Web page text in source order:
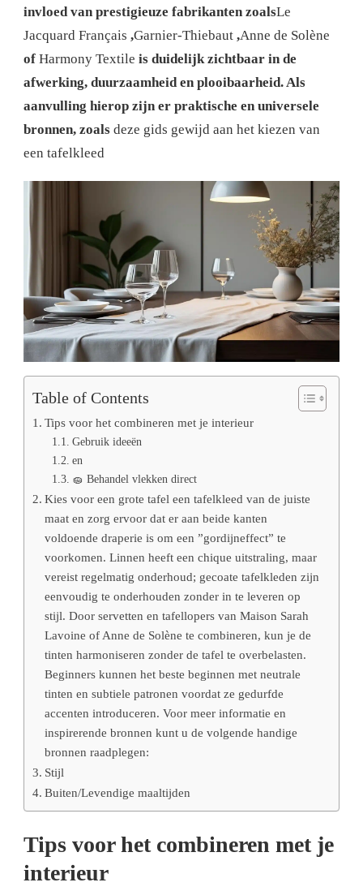
invloed van prestigieuze fabrikanten zoalsLe
Jacquard Français ,Garnier-Thiebaut ,Anne de Solène
of Harmony Textile is duidelijk zichtbaar in de
afwerking, duurzaamheid en plooibaarheid. Als
aanvulling hierop zijn er praktische en universele
bronnen, zoals deze gids gewijd aan het kiezen van
een tafelkleed
Table of Contents
Tips voor het combineren met je interieur
Gebruik ideeën
en
🧽 Behandel vlekken direct
Kies voor een grote tafel een tafelkleed van de juiste
maat en zorg ervoor dat er aan beide kanten
voldoende draperie is om een ​​”gordijneffect” te
voorkomen. Linnen heeft een chique uitstraling, maar
vereist regelmatig onderhoud; gecoate tafelkleden zijn
eenvoudig te onderhouden zonder in te leveren op
stijl. Door servetten en tafellopers van Maison Sarah
Lavoine of Anne de Solène te combineren, kun je de
tinten harmoniseren zonder de tafel te overbelasten.
Beginners kunnen het beste beginnen met neutrale
tinten en subtiele patronen voordat ze gedurfde
accenten introduceren. Voor meer informatie en
inspirerende bronnen kunt u de volgende handige
bronnen raadplegen:
Stijl
Buiten/Levendige maaltijden
Tips voor het combineren met je
interieur